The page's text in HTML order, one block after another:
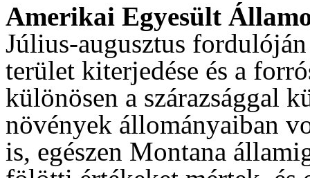
Amerikai Egyesült
Július-augusztus
terület kiterjedése és a
különösen a szárazsággal
növények állományaiban
is, egészen Montana